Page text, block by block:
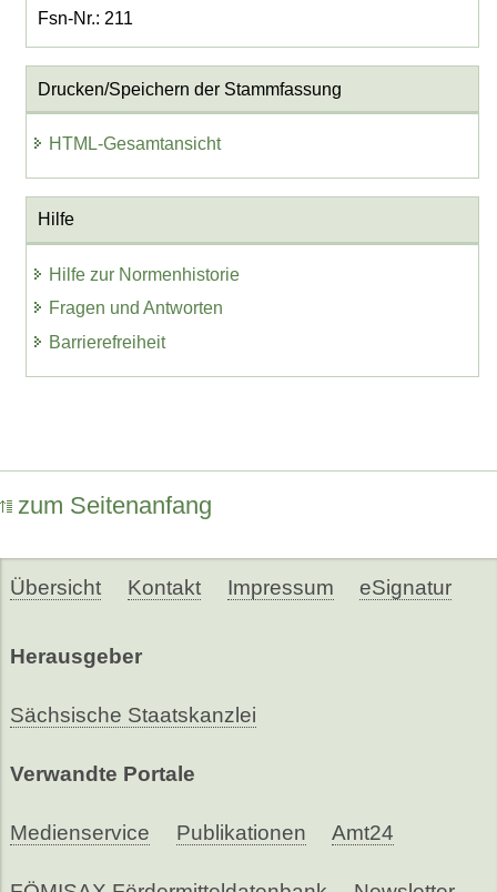
Fsn-Nr.: 211
Drucken/Speichern der Stammfassung
HTML-Gesamtansicht
Hilfe
Hilfe zur Normenhistorie
Fragen und Antworten
Barrierefreiheit
zum Seitenanfang
Übersicht Kontakt Impressum eSignatur
Herausgeber
Sächsische Staatskanzlei
Verwandte Portale
Medienservice Publikationen Amt24